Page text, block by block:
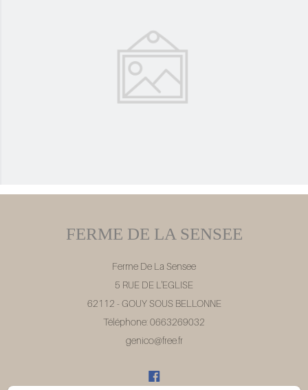
FERME DE LA SENSEE
Ferme De La Sensee
5 RUE DE L'EGLISE
62112 - GOUY SOUS BELLONNE
Téléphone: 0663269032
genico@free.fr